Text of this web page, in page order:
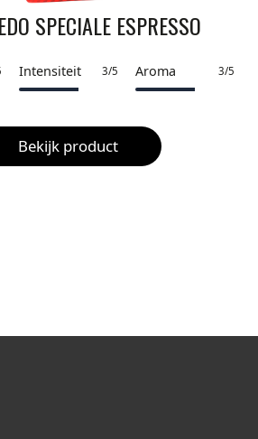
SPECIALE ESPRESSO
Intensiteit 3/5 Aroma 3/5
Bekijk product